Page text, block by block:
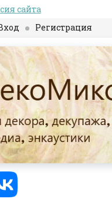
сайта
Регистрация